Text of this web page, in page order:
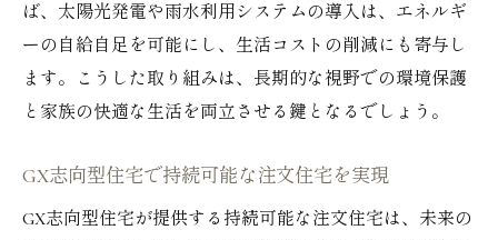
ば、太陽光発電や雨水利用システムの導入は、エネルギ
ーの自給自足を可能にし、生活コストの削減にも寄与し
ます。こうした取り組みは、長期的な視野での環境保護
と家族の快適な生活を両立させる鍵となるでしょう。
GX志向型住宅で持続可能な注文住宅を実現
GX志向型住宅が提供する持続可能な注文住宅は、未来の